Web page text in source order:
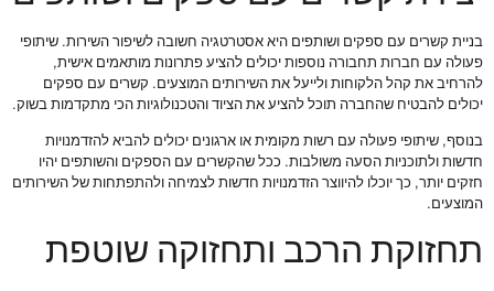
בניית קשרים עם ספקים ושותפים היא אסטרטגיה חשובה לשיפור השירות. שיתופי
פעולה עם חברות תחבורה נוספות יכולים להציע פתרונות מותאמים אישית,
להרחיב את קהל הלקוחות ולייעל את השירותים המוצעים. קשרים עם ספקים
יכולים להבטיח שהחברה תוכל להציע את הציוד והטכנולוגיות הכי מתקדמות בשוק.
בנוסף, שיתופי פעולה עם רשות מקומית או ארגונים יכולים להביא להזדמנויות
חדשות ולתוכניות הסעה משולבות. ככל שהקשרים עם הספקים והשותפים יהיו
חזקים יותר, כך יוכלו להיווצר הזדמנויות חדשות לצמיחה ולהתפתחות של השירותים
המוצעים.
תחזוקת הרכב ותחזוקה שוטפת